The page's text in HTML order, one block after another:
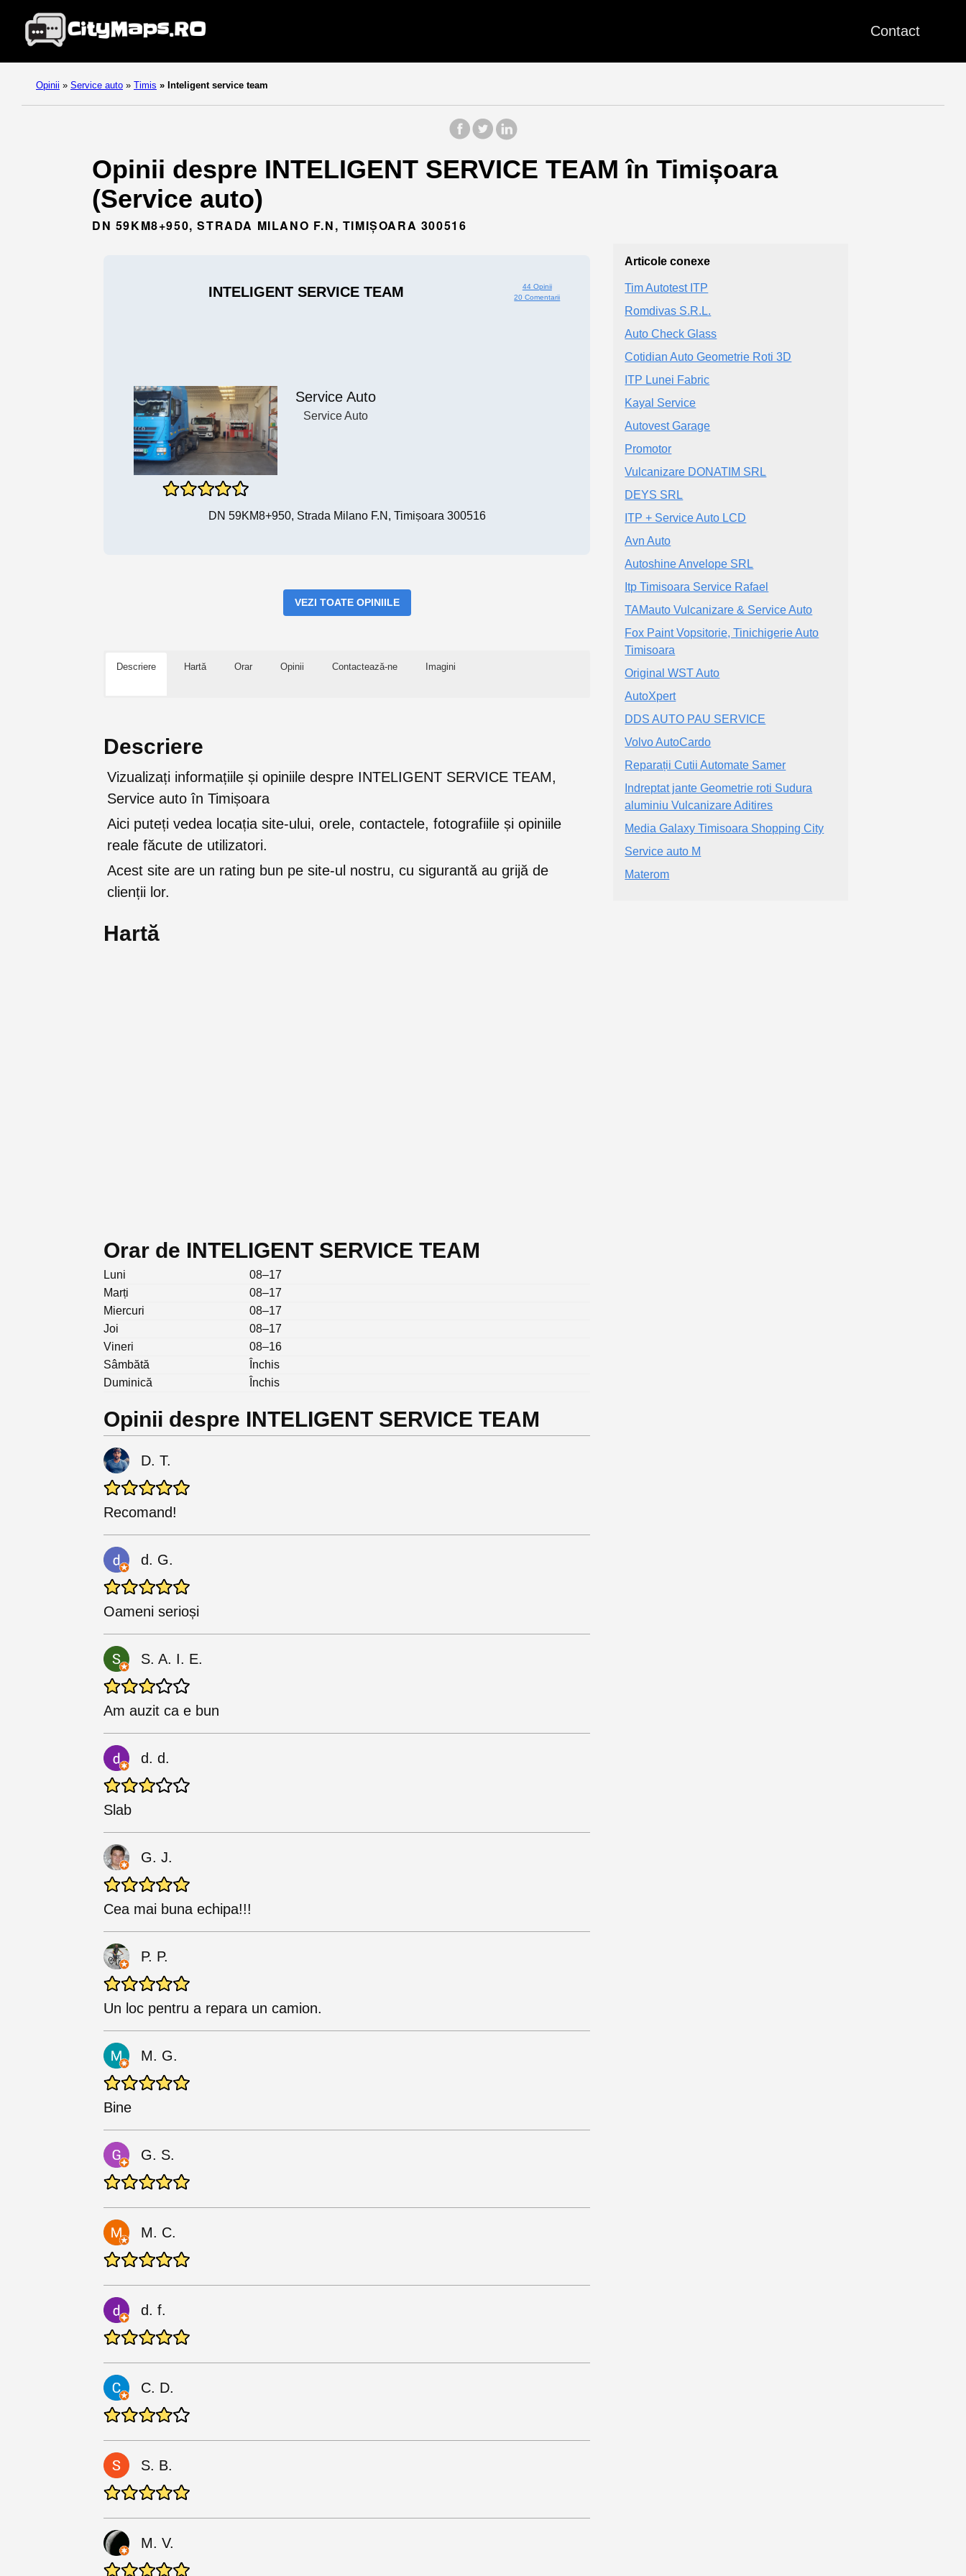
Contact
Opinii » Service auto » Timis » Inteligent service team
Opinii despre INTELIGENT SERVICE TEAM în Timișoara
(Service auto)
DN 59KM8+950, STRADA MILANO F.N, TIMIȘOARA 300516
INTELIGENT SERVICE TEAM
44 Opinii
20 Comentarii
Service Auto
Service Auto
DN 59KM8+950, Strada Milano F.N, Timișoara 300516
VEZI TOATE OPINIILE
Descriere Hartă Orar Opinii Contactează-ne Imagini
Descriere
Vizualizați informațiile și opiniile despre INTELIGENT SERVICE TEAM,
Service auto în Timișoara
Aici puteți vedea locația site-ului, orele, contactele, fotografiile și opiniile
reale făcute de utilizatori.
Acest site are un rating bun pe site-ul nostru, cu sigurantă au grijă de
clienții lor.
Hartă
Orar de INTELIGENT SERVICE TEAM
Luni
08–17
Marți
08–17
Miercuri
08–17
Joi
08–17
Vineri
08–16
Sâmbătă
Închis
Duminică
Închis
Opinii despre INTELIGENT SERVICE TEAM
D. T.
Recomand!
d. G.
Oameni serioși
S. A. I. E.
Am auzit ca e bun
d. d.
Slab
G. J.
Cea mai buna echipa!!!
P. P.
Un loc pentru a repara un camion.
M. G.
Bine
G. S.
M. C.
d. f.
C. D.
S. B.
M. V.
Articole conexe
Tim Autotest ITP
Romdivas S.R.L.
Auto Check Glass
Cotidian Auto Geometrie Roti 3D
ITP Lunei Fabric
Kayal Service
Autovest Garage
Promotor
Vulcanizare DONATIM SRL
DEYS SRL
ITP + Service Auto LCD
Avn Auto
Autoshine Anvelope SRL
Itp Timisoara Service Rafael
TAMauto Vulcanizare & Service Auto
Fox Paint Vopsitorie, Tinichigerie Auto
Timisoara
Original WST Auto
AutoXpert
DDS AUTO PAU SERVICE
Volvo AutoCardo
Reparații Cutii Automate Samer
Indreptat jante Geometrie roti Sudura
aluminiu Vulcanizare Aditires
Media Galaxy Timisoara Shopping City
Service auto M
Materom